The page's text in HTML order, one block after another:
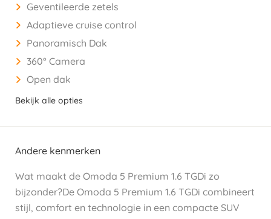
Geventileerde zetels
Adaptieve cruise control
Panoramisch Dak
360° Camera
Open dak
Bekijk alle opties
Andere kenmerken
Wat maakt de Omoda 5 Premium 1.6 TGDi zo
bijzonder?De Omoda 5 Premium 1.6 TGDi combineert
stijl, comfort en technologie in een compacte SUV